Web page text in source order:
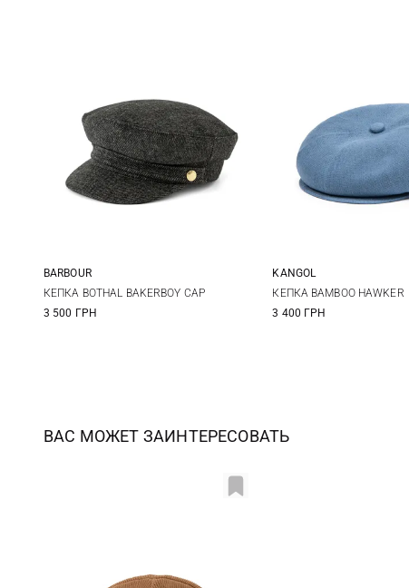
S M L
BARBOUR
КЕПКА BOTHAL BAKERBOY CAP
3 500 ГРН
M L XL
KANGOL
КЕПКА BAMBOO HAWKER
3 400 ГРН
ВАС МОЖЕТ ЗАИНТЕРЕСОВАТЬ